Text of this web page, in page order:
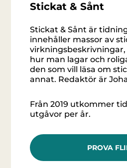
Stickat & Sånt
Stickat & Sånt är
innehåller massor av
hur man lagar och
den som vill läsa om
annat. Redaktör är
Från 2019 utkommer
utgåvor per år.
PROVA